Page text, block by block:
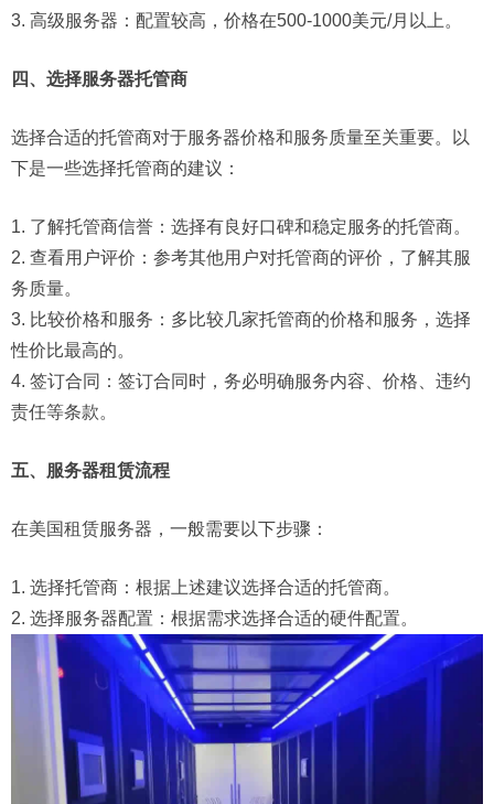
3. 高级服务器：配置较高，价格在500-1000美元/月以上。
四、选择服务器托管商
选择合适的托管商对于服务器价格和服务质量至关重要。以
下是一些选择托管商的建议：
1. 了解托管商信誉：选择有良好口碑和稳定服务的托管商。
2. 查看用户评价：参考其他用户对托管商的评价，了解其服
务质量。
3. 比较价格和服务：多比较几家托管商的价格和服务，选择
性价比最高的。
4. 签订合同：签订合同时，务必明确服务内容、价格、违约
责任等条款。
五、服务器租赁流程
在美国租赁服务器，一般需要以下步骤：
1. 选择托管商：根据上述建议选择合适的托管商。
2. 选择服务器配置：根据需求选择合适的硬件配置。